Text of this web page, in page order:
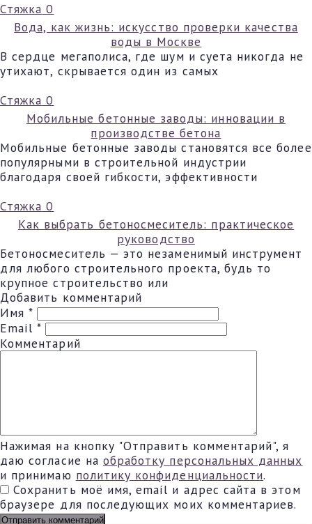
Стяжка 0
Вода, как жизнь: искусство проверки качества
воды в Москве
В сердце мегаполиса, где шум и суета никогда не
утихают, скрывается один из самых
Стяжка 0
Мобильные бетонные заводы: инновации в
производстве бетона
Мобильные бетонные заводы становятся все более
популярными в строительной индустрии
благодаря своей гибкости, эффективности
Стяжка 0
Как выбрать бетоносмеситель: практическое
руководство
Бетоносмеситель — это незаменимый инструмент
для любого строительного проекта, будь то
крупное строительство или
Добавить комментарий
Имя*
Email*
Комментарий
Нажимая на кнопку "Отправить комментарий", я
даю согласие на обработку персональных данных
и принимаю политику конфиденциальности.
Сохранить моё имя, email и адрес сайта в этом
браузере для последующих моих комментариев.